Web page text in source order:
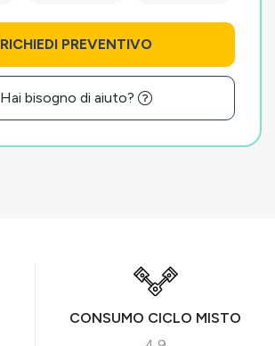
RICHIEDI PREVENTIVO
Hai bisogno di aiuto?
CONSUMO CICLO MISTO